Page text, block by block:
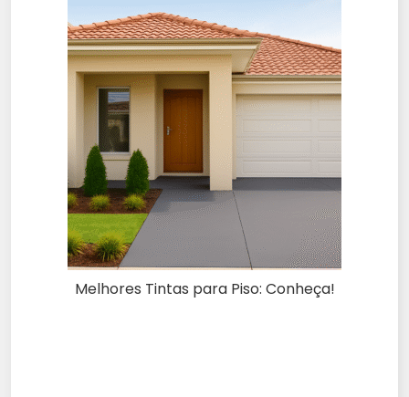
Melhores Tintas para Piso: Conheça!